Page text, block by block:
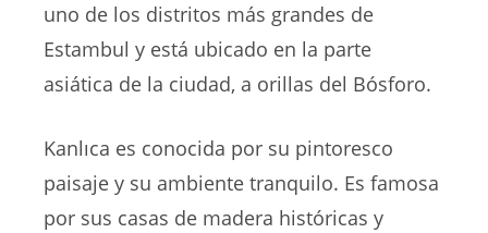
uno de los distritos más grandes de
Estambul y está ubicado en la parte
asiática de la ciudad, a orillas del Bósforo.
Kanlıca es conocida por su pintoresco
paisaje y su ambiente tranquilo. Es famosa
por sus casas de madera históricas y